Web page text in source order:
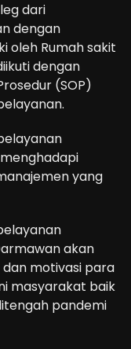
dari
dengan
oleh Rumah sakit
dengan
(SOP)
yang
akan
motivasi para
masyarakat baik
pandemi